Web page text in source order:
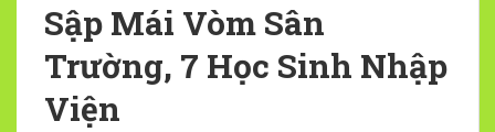
Sập Mái Vòm Sân
Trường, 7 Học Sinh Nhập
Viện